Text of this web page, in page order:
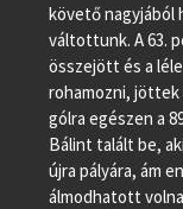
követő nagyjából
váltottunk. A 63.
összejött és a
rohamozni, jöttek
gólra egészen a
Bálint talált be,
újra pályára, ám
álmodhatott